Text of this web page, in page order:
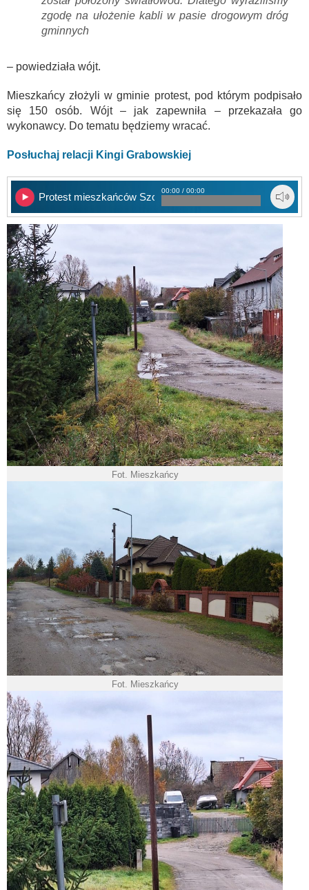
zgodę na ułożenie kabli w pasie drogowym dróg
gminnych
– powiedziała wójt.
Mieszkańcy złożyli w gminie protest, pod którym podpisało
się 150 osób. Wójt – jak zapewniła – przekazała go
wykonawcy. Do tematu będziemy wracać.
Posłuchaj relacji Kingi Grabowskiej
Protest mieszkańców Szczęsnego
00:00 / 00:00
Fot. Mieszkańcy
Fot. Mieszkańcy